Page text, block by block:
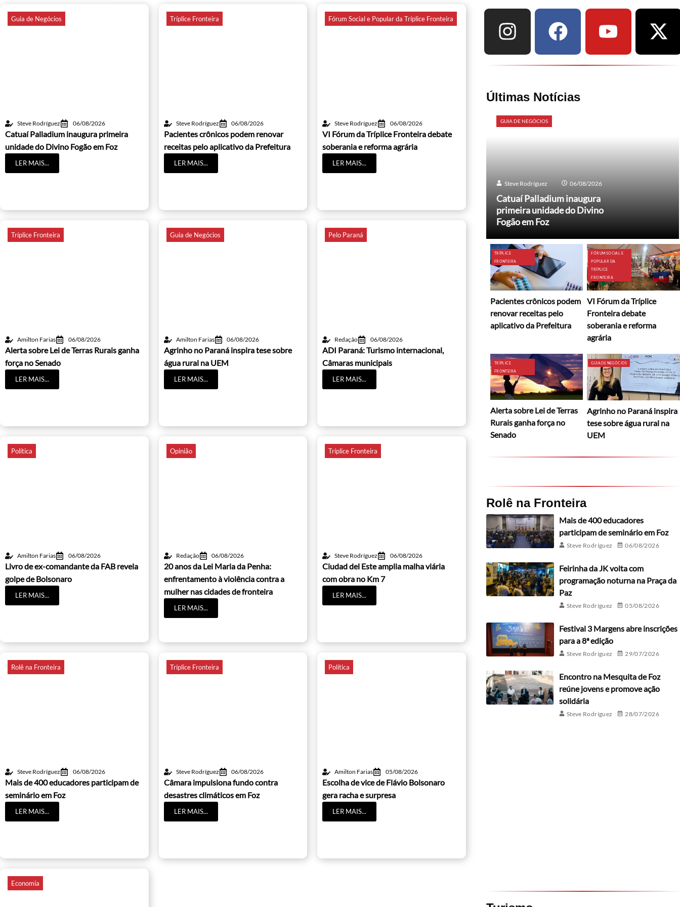
Guia de Negócios
Steve Rodríguez 06/08/2026
Catuaí Palladium inaugura primeira
unidade do Divino Fogão em Foz
LER MAIS...
Tríplice Fronteira
Steve Rodríguez 06/08/2026
Pacientes crônicos podem renovar
receitas pelo aplicativo da Prefeitura
LER MAIS...
Fórum Social e Popular da Tríplice Fronteira
Steve Rodríguez 06/08/2026
VI Fórum da Tríplice Fronteira debate
soberania e reforma agrária
LER MAIS...
Tríplice Fronteira
Amilton Farias 06/08/2026
Alerta sobre Lei de Terras Rurais ganha
força no Senado
LER MAIS...
Guia de Negócios
Amilton Farias 06/08/2026
Agrinho no Paraná inspira tese sobre
água rural na UEM
LER MAIS...
Pelo Paraná
Redação 06/08/2026
ADI Paraná: Turismo internacional,
Câmaras municipais
LER MAIS...
Política
Amilton Farias 06/08/2026
Livro de ex-comandante da FAB revela
golpe de Bolsonaro
LER MAIS...
Opinião
Redação 06/08/2026
20 anos da Lei Maria da Penha:
enfrentamento à violência contra a
mulher nas cidades de fronteira
LER MAIS...
Tríplice Fronteira
Steve Rodríguez 06/08/2026
Ciudad del Este amplia malha viária
com obra no Km 7
LER MAIS...
Rolê na Fronteira
Steve Rodríguez 06/08/2026
Mais de 400 educadores participam de
seminário em Foz
LER MAIS...
Tríplice Fronteira
Steve Rodríguez 06/08/2026
Câmara impulsiona fundo contra
desastres climáticos em Foz
LER MAIS...
Política
Amilton Farias 05/08/2026
Escolha de vice de Flávio Bolsonaro
gera racha e surpresa
LER MAIS...
Economia
Últimas Notícias
GUIA DE NEGÓCIOS
Steve Rodríguez 06/08/2026
Catuaí Palladium inaugura
primeira unidade do Divino
Fogão em Foz
TRÍPLICE
FRONTEIRA
Pacientes crônicos podem
renovar receitas pelo
aplicativo da Prefeitura
FÓRUM SOCIAL E
POPULAR DA
TRÍPLICE
FRONTEIRA
VI Fórum da Tríplice
Fronteira debate
soberania e reforma
agrária
TRÍPLICE
FRONTEIRA
Alerta sobre Lei de Terras
Rurais ganha força no
Senado
GUIA DE NEGÓCIOS
Agrinho no Paraná inspira
tese sobre água rural na
UEM
Rolê na Fronteira
Mais de 400 educadores
participam de seminário em Foz
Steve Rodríguez 06/08/2026
Feirinha da JK volta com
programação noturna na Praça da
Paz
Steve Rodríguez 05/08/2026
Festival 3 Margens abre inscrições
para a 8ª edição
Steve Rodríguez 29/07/2026
Encontro na Mesquita de Foz
reúne jovens e promove ação
solidária
Steve Rodríguez 28/07/2026